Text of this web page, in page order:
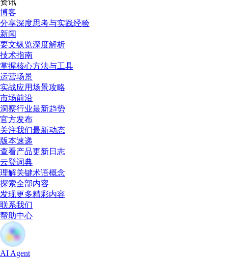
资讯
博客
分享深度思考与实践经验
新闻
要文纵览深度解析
技术指南
掌握核心方法与工具
运营场景
实战应用场景攻略
市场前沿
洞察行业最新趋势
官方发布
关注我们最新动态
版本速递
查看产品更新日志
云登词典
理解关键术语概念
探索全部内容
发现更多精彩内容
联系我们
帮助中心
AI Agent